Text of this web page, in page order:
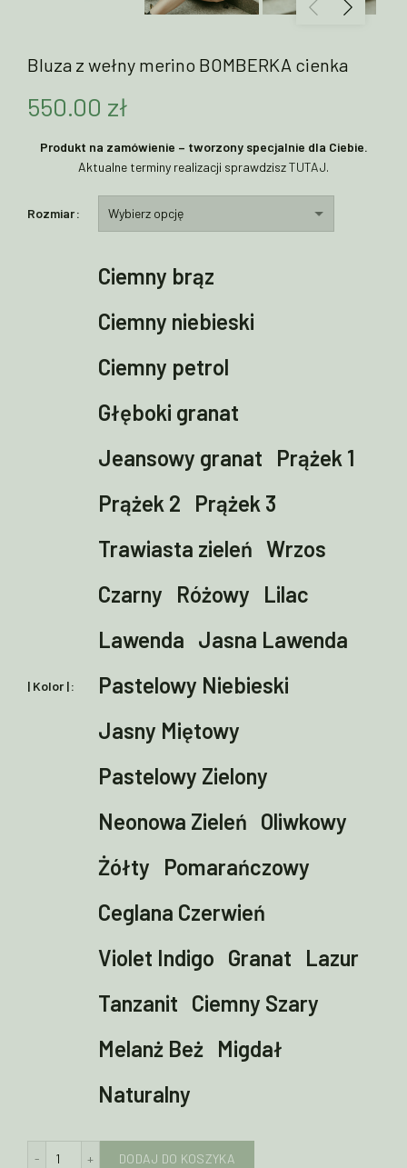
Bluza z wełny merino BOMBERKA cienka
550.00 zł
Produkt na zamówienie – tworzony specjalnie dla Ciebie.
Aktualne terminy realizacji sprawdziszTUTAJ.
Rozmiar
| Kolor |
Ciemny brąz
Ciemny niebieski
Ciemny petrol
Głęboki granat
Jeansowy granat
Prążek 1
Prążek 2
Prążek 3
Trawiasta zieleń Wrzos
Czarny
Różowy
Lilac
Lawenda Jasna Lawenda
Pastelowy Niebieski
Jasny Miętowy
Pastelowy Zielony
Neonowa Zieleń Oliwkowy
Żółty
Pomarańczowy
Ceglana Czerwień
Violet Indigo Granat
Lazur
Tanzanit Ciemny Szary
Melanż Beż Migdał
Naturalny
DODAJ DO KOSZYKA